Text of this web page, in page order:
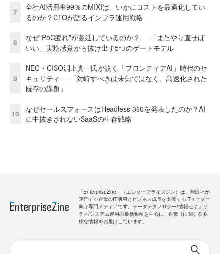
7
全社AI活用率99％のMIXIは、いかにコストを最適化してい
るのか？CTOが語るインフラ運用戦略
8
なぜ“PoC疲れ”が蔓延しているのか？──「またやり直せば
いい」実験感覚から抜け出す5つのゲートモデル
9
NEC・CISO淵上真一氏が説く「フロンティアAI」時代のセ
キュリティ──「対峙すべきは未知ではなく、高速化された
既存の課題」
10
なぜセールスフォースはHeadless 360を発表したのか？AI
に中抜きされないSaaSの生存戦略
「EnterpriseZine」（エンタープライズジン）は、翔泳社が
運営する企業のIT活用とビジネス成長を支援するITリーダー
向け専門メディアです。データテクノロジー/情報セキュリ
ティ/システム運用の最新動向を中心に、企業ITに関する多
様な情報をお届けしています。